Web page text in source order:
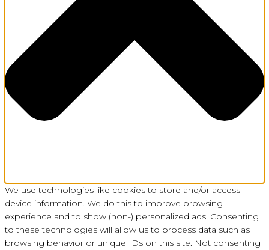
We use technologies like cookies to store and/or access
device information. We do this to improve browsing
experience and to show (non-) personalized ads. Consenting
to these technologies will allow us to process data such as
browsing behavior or unique IDs on this site. Not consenting